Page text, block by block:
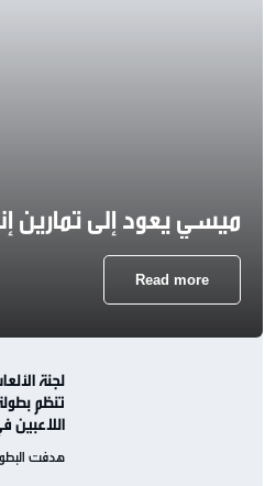
ميسي يعود إلى تمارين
Read more
لجنة
تنظم
هدفت